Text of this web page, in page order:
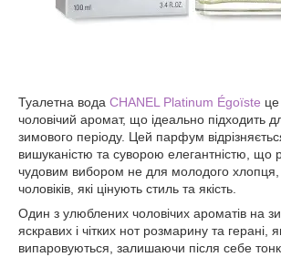
Туалетна вода CHANEL Platinum Égoïste
чоловічий аромат, що ідеально підходить
зимового періоду. Цей парфум
вишуканістю та суворою елегантністю, що
чудовим вибором не для молодого хлопця,
чоловіків, які цінують стиль та якість.
Один з улюблених чоловічих ароматів на
яскравих і чітких нот розмарину та герані,
випаровуються, залишаючи після себе